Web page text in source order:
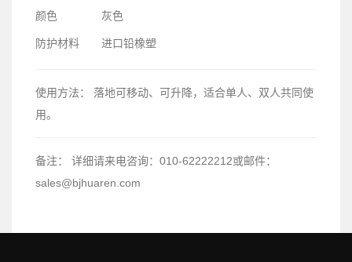
颜色 灰色
防护材料 进口铅橡塑
使用方法：
落地可移动、可升降，适合单人、双人共同使
用。
备注：
详细请来电咨询：010-62222212或邮件：
sales@bjhuaren.com